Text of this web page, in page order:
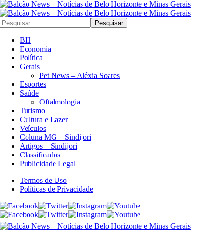
Pesquisar
BH
Economia
Política
Gerais
Pet News – Aléxia Soares
Esportes
Saúde
Oftalmologia
Turismo
Cultura e Lazer
Veículos
Coluna MG – Sindijori
Artigos – Sindijori
Classificados
Publicidade Legal
Termos de Uso
Políticas de Privacidade